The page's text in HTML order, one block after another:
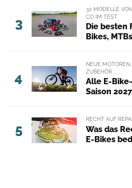
3
32 MODELLE
CO IM TEST
Die besten
Bikes,
4
NEUE
ZUBEHÖR
Alle E-
Saison
5
RECHT AUF
Was das
E-Bikes